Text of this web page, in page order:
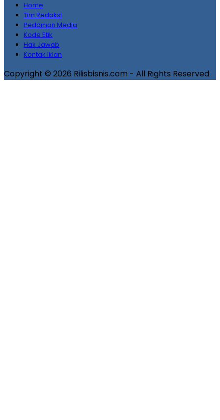
Home
Tim Redaksi
Pedoman Media
Kode Etik
Hak Jawab
Kontak Iklan
Copyright © 2026 Rilisbisnis.com - All Rights Reserved